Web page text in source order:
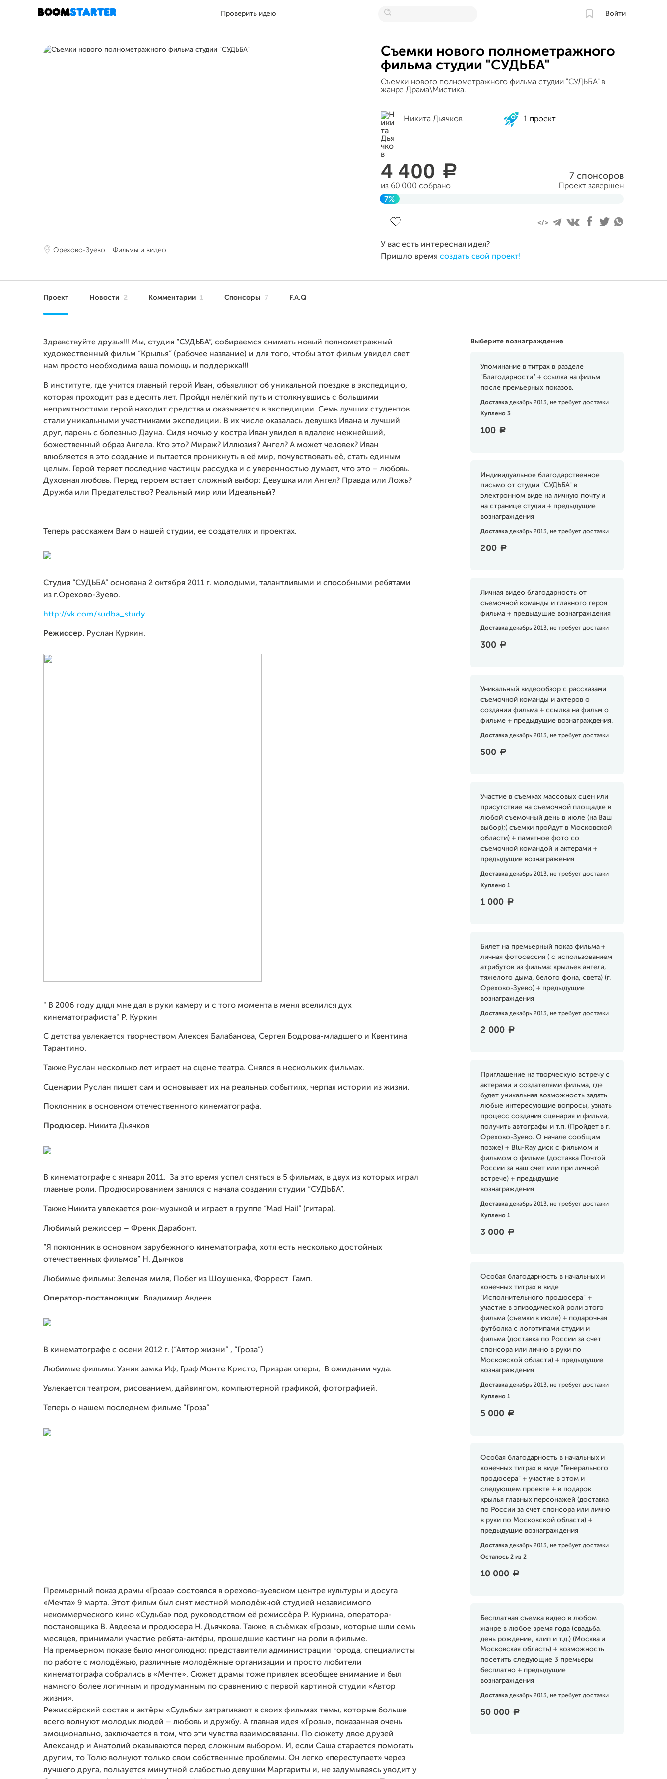
Проверить идею Войти
Орехово-Зуево Фильмы и видео
Съемки нового полнометражного
фильма студии "СУДЬБА"
Съемки нового полнометражного фильма студии "СУДЬБА" в
жанре Драма\Мистика.
Никита Дьячков 1 проект
4 400 a
из 60 000 собрано
7 спонсоров
Проект завершен
7%
У вас есть интересная идея?
Пришло время создать свой проект!
Проект Новости 2 Комментарии 1 Спонсоры 7 F.A.Q
Выберите вознаграждение
Упоминание в титрах в разделе
"Благодарности" + ссылка на фильм
после премьерных показов.
Доставка декабрь 2013, не требует доставки
Куплено 3
100 a
Индивидуальное благодарственное
письмо от студии "СУДЬБА" в
электронном виде на личную почту и
на странице студии + предыдущие
вознаграждения
Доставка декабрь 2013, не требует доставки
200 a
Личная видео благодарность от
съемочной команды и главного героя
фильма + предыдущие вознаграждения
Доставка декабрь 2013, не требует доставки
300 a
Уникальный видеообзор с рассказами
съемочной команды и актеров о
создании фильма + ссылка на фильм о
фильме + предыдущие вознаграждения.
Доставка декабрь 2013, не требует доставки
500 a
Участие в съемках массовых сцен или
присутствие на съемочной площадке в
любой съемочный день в июле (на Ваш
выбор);( съемки пройдут в Московской
области) + памятное фото со
съемочной командой и актерами +
предыдущие вознагражения
Доставка декабрь 2013, не требует доставки
Куплено 1
1 000 a
Билет на премьерный показ фильма +
личная фотосессия ( с использованием
атрибутов из фильма: крыльев ангела,
тяжелого дыма, белого фона, света) (г.
Орехово-Зуево) + предыдущие
вознаграждения
Доставка декабрь 2013, не требует доставки
2 000 a
Приглашение на творческую встречу с
актерами и создателями фильма, где
будет уникальная возможность задать
любые интересующие вопросы, узнать
процесс создания сценария и фильма,
получить автографы и т.п. (Пройдет в г.
Орехово-Зуево. О начале сообщим
позже) + Blu-Ray диск с фильмом и
фильмом о фильме (доставка Почтой
России за наш счет или при личной
встрече) + предыдущие
вознаграждения
Доставка декабрь 2013, не требует доставки
Куплено 1
3 000 a
Особая благодарность в начальных и
конечных титрах в виде
"Исполнительного продюсера" +
участие в эпизодической роли этого
фильма (съемки в июле) + подарочная
футболка с логотипами студии и
фильма (доставка по России за счет
спонсора или лично в руки по
Московской области) + предыдущие
вознаграждения
Доставка декабрь 2013, не требует доставки
Куплено 1
5 000 a
Особая благодарность в начальных и
конечных титрах в виде "Генерального
продюсера" + участие в этом и
следующем проекте + в подарок
крылья главных персонажей (доставка
по России за счет спонсора или лично
в руки по Московской области) +
предыдущие вознаграждения
Доставка декабрь 2013, не требует доставки
Осталось 2 из 2
10 000 a
Бесплатная съемка видео в любом
жанре в любое время года (свадьба,
день рождение, клип и т.д.) (Москва и
Московская область) + возможность
посетить следующие 3 премьеры
бесплатно + предыдущие
вознаграждения
Доставка декабрь 2013, не требует доставки
50 000 a
Здравствуйте друзья!!! Мы, студия “СУДЬБА”, собираемся снимать новый полнометражный
художественный фильм “Крылья” (рабочее название) и для того, чтобы этот фильм увидел свет
нам просто необходима ваша помощь и поддержка!!!
В институте, где учится главный герой Иван, объявляют об уникальной поездке в экспедицию,
которая проходит раз в десять лет. Пройдя нелёгкий путь и столкнувшись с большими
неприятностями герой находит средства и оказывается в экспедиции. Семь лучших студентов
стали уникальными участниками экспедиции. В их числе оказалась девушка Ивана и лучший
друг, парень с болезнью Дауна. Сидя ночью у костра Иван увидел в вдалеке нежнейший,
божественный образ Ангела. Кто это? Мираж? Иллюзия? Ангел? А может человек? Иван
влюбляется в это создание и пытается проникнуть в её мир, почувствовать её, стать единым
целым. Герой теряет последние частицы рассудка и с уверенностью думает, что это – любовь.
Духовная любовь. Перед героем встает сложный выбор: Девушка или Ангел? Правда или Ложь?
Дружба или Предательство? Реальный мир или Идеальный?
Теперь расскажем Вам о нашей студии, ее создателях и проектах.
Студия “СУДЬБА” основана 2 октября 2011 г. молодыми, талантливыми и способными ребятами
из г.Орехово-Зуево.
http://vk.com/sudba_study
Режиссер. Руслан Куркин.
" В 2006 году дядя мне дал в руки камеру и с того момента в меня вселился дух
кинематографиста" Р. Куркин
С детства увлекается творчеством Алексея Балабанова, Сергея Бодрова-младшего и Квентина
Тарантино.
Также Руслан несколько лет играет на сцене театра. Снялся в нескольких фильмах.
Сценарии Руслан пишет сам и основывает их на реальных событиях, черпая истории из жизни.
Поклонник в основном отечественного кинематографа.
Продюсер. Никита Дьячков
В кинематографе с января 2011. За это время успел сняться в 5 фильмах, в двух из которых играл
главные роли. Продюсированием занялся с начала создания студии “СУДЬБА”.
Также Никита увлекается рок-музыкой и играет в группе “Mad Hail” (гитара).
Любимый режиссер – Френк Дарабонт.
“Я поклонник в основном зарубежного кинематографа, хотя есть несколько достойных
отечественных фильмов” Н. Дьячков
Любимые фильмы: Зеленая миля, Побег из Шоушенка, Форрест Гамп.
Оператор-постановщик. Владимир Авдеев
В кинематографе с осени 2012 г. (“Автор жизни” , “Гроза”)
Любимые фильмы: Узник замка Иф, Граф Монте Кристо, Призрак оперы, В ожидании чуда.
Увлекается театром, рисованием, дайвингом, компьютерной графикой, фотографией.
Теперь о нашем последнем фильме “Гроза”
Премьерный показ драмы «Гроза» состоялся в орехово-зуевском центре культуры и досуга
«Мечта» 9 марта. Этот фильм был снят местной молодёжной студией независимого
некоммерческого кино «Судьба» под руководством её режиссёра Р. Куркина, оператора-
постановщика В. Авдеева и продюсера Н. Дьячкова. Также, в съёмках «Грозы», которые шли семь
месяцев, принимали участие ребята-актёры, прошедшие кастинг на роли в фильме.
На премьерном показе было многолюдно: представители администрации города, специалисты
по работе с молодёжью, различные молодёжные организации и просто любители
кинематографа собрались в «Мечте». Сюжет драмы тоже привлек всеобщее внимание и был
намного более логичным и продуманным по сравнению с первой картиной студии «Автор
жизни».
Режиссёрский состав и актёры «Судьбы» затрагивают в своих фильмах темы, которые больше
всего волнуют молодых людей – любовь и дружбу. А главная идея «Грозы», показанная очень
эмоционально, заключается в том, что эти чувства взаимосвязаны. По сюжету двое друзей
Александр и Анатолий оказываются перед сложным выбором. И, если Саша старается помогать
другим, то Толю волнуют только свои собственные проблемы. Он легко «переступает» через
лучшего друга, пользуется минутной слабостью девушки Маргариты и, не задумываясь уводит у